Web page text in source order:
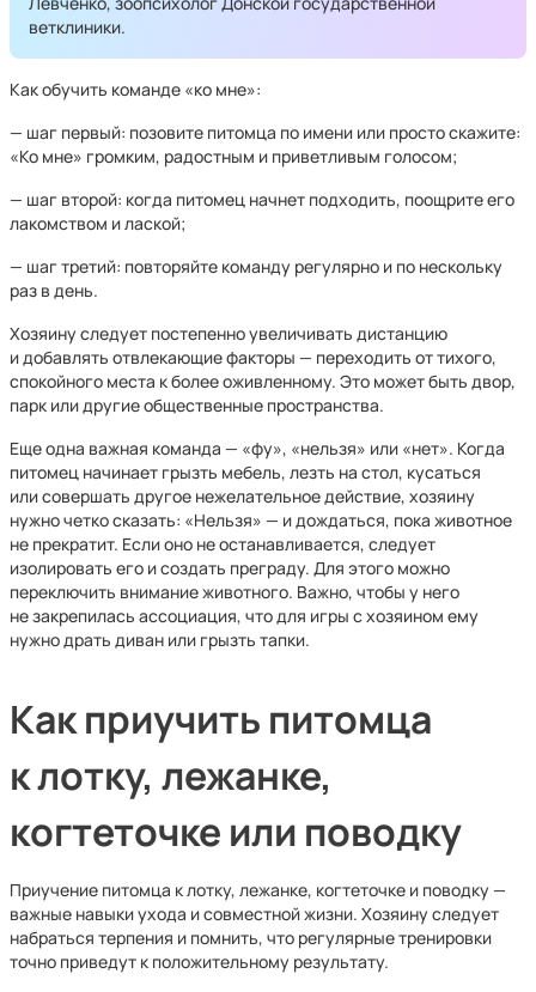
ветклиники.
Как обучить команде «ко мне»:
— шаг первый: позовите питомца по имени или просто скажите:
«Ко мне» громким, радостным и приветливым голосом;
— шаг второй: когда питомец начнет подходить, поощрите его
лакомством и лаской;
— шаг третий: повторяйте команду регулярно и по нескольку
раз в день.
Хозяину следует постепенно увеличивать дистанцию
и добавлять отвлекающие факторы — переходить от тихого,
спокойного места к более оживленному. Это может быть двор,
парк или другие общественные пространства.
Еще одна важная команда — «фу», «нельзя» или «нет». Когда
питомец начинает грызть мебель, лезть на стол, кусаться
или совершать другое нежелательное действие, хозяину
нужно четко сказать: «Нельзя» — и дождаться, пока животное
не прекратит. Если оно не останавливается, следует
изолировать его и создать преграду. Для этого можно
переключить внимание животного. Важно, чтобы у него
не закрепилась ассоциация, что для игры с хозяином ему
нужно драть диван или грызть тапки.
Как приучить питомца
к лотку, лежанке,
когтеточке или поводку
Приучение питомца к лотку, лежанке, когтеточке и поводку —
важные навыки ухода и совместной жизни. Хозяину следует
набраться терпения и помнить, что регулярные тренировки
точно приведут к положительному результату.